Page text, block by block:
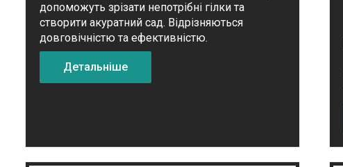
допоможуть зрізати непотрібні гілки та
створити акуратний сад. Відрізняються
довговічністю та ефективністю.
Детальніше